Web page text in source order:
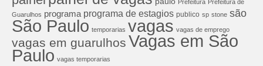
Prefeitura Prefeitura de
Guarulhos programa programa de estagios publico sp stone são
São Paulo temporarias vagas vagas de emprego
vagas em guarulhos Vagas em São
Paulo vagas temporarias